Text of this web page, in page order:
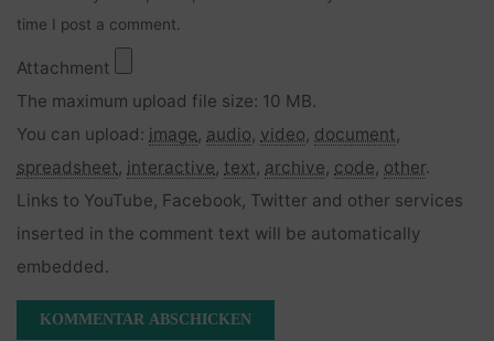
time I post a comment.
Attachment
The maximum upload file size: 10 MB.
You can upload: image, audio, video, document,
spreadsheet, interactive, text, archive, code, other.
Links to YouTube, Facebook, Twitter and other services
inserted in the comment text will be automatically
embedded.